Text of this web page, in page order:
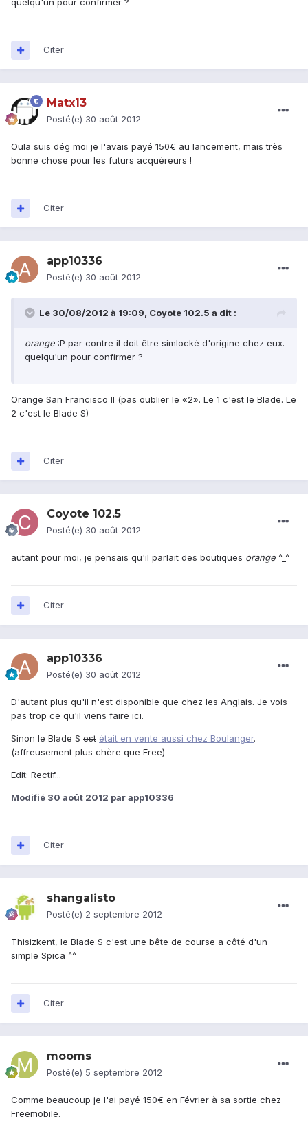
quelqu'un pour confirmer ?
Citer
Matx13
Posté(e) 30 août 2012
Oula suis dég moi je l'avais payé 150€ au lancement, mais très
bonne chose pour les futurs acquéreurs !
Citer
app10336
Posté(e) 30 août 2012
Le 30/08/2012 à 19:09, Coyote 102.5 a dit :
orange :P par contre il doit être simlocké d'origine chez eux.
quelqu'un pour confirmer ?
Orange San Francisco II (pas oublier le «2». Le 1 c'est le Blade. Le
2 c'est le Blade S)
Citer
Coyote 102.5
Posté(e) 30 août 2012
autant pour moi, je pensais qu'il parlait des boutiques orange ^_^
Citer
app10336
Posté(e) 30 août 2012
D'autant plus qu'il n'est disponible que chez les Anglais. Je vois
pas trop ce qu'il viens faire ici.
Sinon le Blade S est était en vente aussi chez Boulanger.
(affreusement plus chère que Free)
Edit: Rectif...
Modifié 30 août 2012 par app10336
Citer
shangalisto
Posté(e) 2 septembre 2012
Thisizkent, le Blade S c'est une bête de course a côté d'un
simple Spica ^^
Citer
mooms
Posté(e) 5 septembre 2012
Comme beaucoup je l'ai payé 150€ en Février à sa sortie chez
Freemobile.